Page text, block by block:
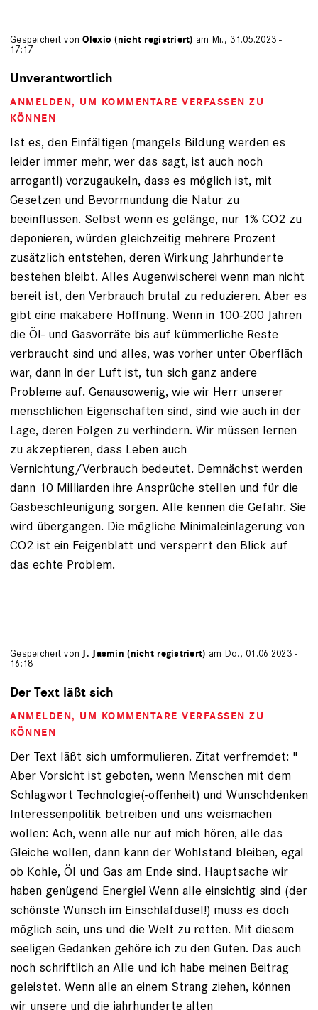
Gespeichert vonOlexio (nicht registriert) am Mi., 31.05.2023 -
17:17
Unverantwortlich
ANMELDEN, UM KOMMENTARE VERFASSEN ZU
KÖNNEN
Ist es, den Einfältigen (mangels Bildung werden es
leider immer mehr, wer das sagt, ist auch noch
arrogant!) vorzugaukeln, dass es möglich ist, mit
Gesetzen und Bevormundung die Natur zu
beeinflussen. Selbst wenn es gelänge, nur 1% CO2 zu
deponieren, würden gleichzeitig mehrere Prozent
zusätzlich entstehen, deren Wirkung Jahrhunderte
bestehen bleibt. Alles Augenwischerei wenn man nicht
bereit ist, den Verbrauch brutal zu reduzieren. Aber es
gibt eine makabere Hoffnung. Wenn in 100-200 Jahren
die Öl- und Gasvorräte bis auf kümmerliche Reste
verbraucht sind und alles, was vorher unter Oberfläch
war, dann in der Luft ist, tun sich ganz andere
Probleme auf. Genausowenig, wie wir Herr unserer
menschlichen Eigenschaften sind, sind wie auch in der
Lage, deren Folgen zu verhindern. Wir müssen lernen
zu akzeptieren, dass Leben auch
Vernichtung/Verbrauch bedeutet. Demnächst werden
dann 10 Milliarden ihre Ansprüche stellen und für die
Gasbeschleunigung sorgen. Alle kennen die Gefahr. Sie
wird übergangen. Die mögliche Minimaleinlagerung von
CO2 ist ein Feigenblatt und versperrt den Blick auf
das echte Problem.
Gespeichert von J. Jasmin (nicht registriert) am Do., 01.06.2023 -
16:18
Der Text läßt sich
ANMELDEN, UM KOMMENTARE VERFASSEN ZU
KÖNNEN
Der Text läßt sich umformulieren. Zitat verfremdet: "
Aber Vorsicht ist geboten, wenn Menschen mit dem
Schlagwort Technologie(-offenheit) und Wunschdenken
Interessenpolitik betreiben und uns weismachen
wollen: Ach, wenn alle nur auf mich hören, alle das
Gleiche wollen, dann kann der Wohlstand bleiben, egal
ob Kohle, Öl und Gas am Ende sind. Hauptsache wir
haben genügend Energie! Wenn alle einsichtig sind (der
schönste Wunsch im Einschlafdusel!) muss es doch
möglich sein, uns und die Welt zu retten. Mit diesem
seeligen Gedanken gehöre ich zu den Guten. Das auch
noch schriftlich an Alle und ich habe meinen Beitrag
geleistet. Wenn alle an einem Strang ziehen, können
wir unsere und die jahrhunderte alten